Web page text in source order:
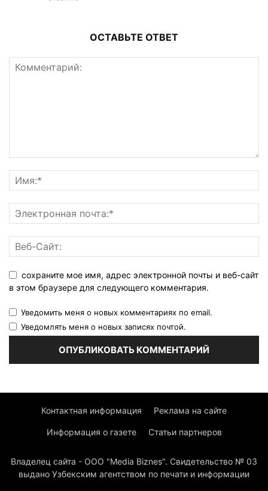
ОСТАВЬТЕ ОТВЕТ
сохраните мое имя, адрес электронной почты и веб-сайт
в этом браузере для следующего комментария.
Уведомить меня о новых комментариях по email.
Уведомлять меня о новых записях почтой.
Контактная информация Реклама на сайте
Информация о газете Статьи партнеров
Владелец сайта - ООО "Media Biznes". Свидетельство № 03
выдано Узбекским агентством по печати и информации